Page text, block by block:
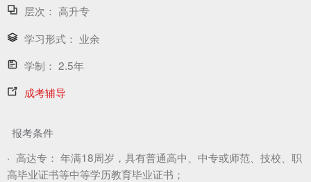
层次： 高升专
学习形式： 业余
学制： 2.5年
成考辅导
报考条件
· 高达专： 年满18周岁，具有普通高中、中专或师范、技校、职
高毕业证书等中等学历教育毕业证书；